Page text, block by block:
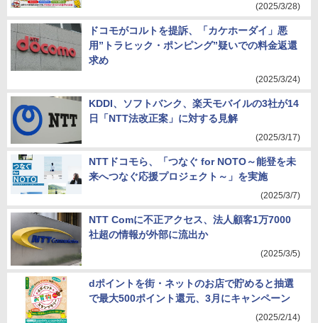
(2025/3/28)
ドコモがコルトを提訴、「カケホーダイ」悪
用”トラヒック・ポンピング”疑いでの料金返還
求め
(2025/3/24)
KDDI、ソフトバンク、楽天モバイルの3社が14
日「NTT法改正案」に対する見解
(2025/3/17)
NTTドコモら、「つなぐ for NOTO～能登を未
来へつなぐ応援プロジェクト～」を実施
(2025/3/7)
NTT Comに不正アクセス、法人顧客1万7000
社超の情報が外部に流出か
(2025/3/5)
dポイントを街・ネットのお店で貯めると抽選
で最大500ポイント還元、3月にキャンペーン
(2025/2/14)